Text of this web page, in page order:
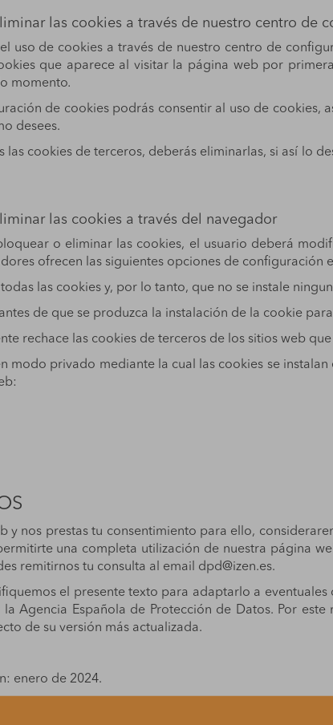
las cookies a través de nuestro centro de
uso de cookies a través de nuestro centro de
que aparece al visitar la página web por
momento.
de cookies podrás consentir al uso de
desees.
las cookies de terceros, deberás eliminarlas, si así lo
las cookies a través del navegador
o eliminar las cookies, el usuario deberá
ofrecen las siguientes opciones de configuración
las cookies y, por lo tanto, que no se instale
de que se produzca la instalación de la cookie
rechace las cookies de terceros de los sitios web
modo privado mediante la cual las cookies se
y nos prestas tu consentimiento para ello,
una completa utilización de nuestra página
remitirnos tu consulta al email dpd@izen.es.
el presente texto para adaptarlo a
Agencia Española de Protección de Datos. Por
de su versión más actualizada.
enero de 2024.